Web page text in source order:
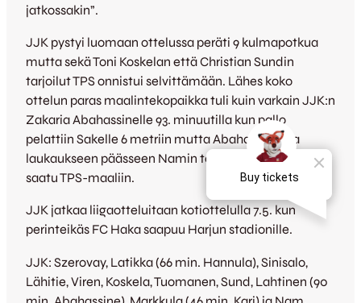
jatkossakin”.
JJK pystyi luomaan ottelussa peräti 9 kulmapotkua
mutta sekä Toni Koskelan että Christian Sundin
tarjoilut TPS onnistui selvittämään. Lähes koko
ottelun paras maalintekopaikka tuli kuin varkain JJK:n
Zakaria Abahassinelle 93. minuutilla kun pallo
pelattiin Sakelle 6 metriin mutta Abahassinen ja
laukaukseen päässeen Namin toimesta palloa ei
saatu TPS-maaliin.
JJK jatkaa liigaotteluitaan kotiottelulla 7.5. kun
perinteikäs FC Haka saapuu Harjun stadionille.
JJK: Szerovay, Latikka (66 min. Hannula), Sinisalo,
Lähitie, Viren, Koskela, Tuomanen, Sund, Lahtinen (90